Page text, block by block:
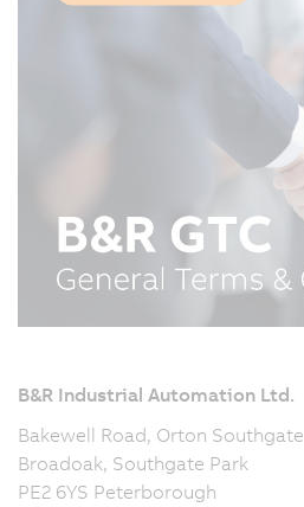
B&R Industrial Automation Ltd.
Bakewell Road, Orton Southgate
Broadoak, Southgate Park
PE2 6YS Peterborough